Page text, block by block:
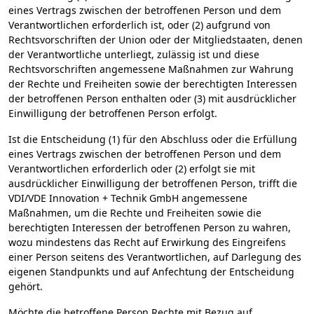
eines Vertrags zwischen der betroffenen Person und dem
Verantwortlichen erforderlich ist, oder (2) aufgrund von
Rechtsvorschriften der Union oder der Mitgliedstaaten, denen
der Verantwortliche unterliegt, zulässig ist und diese
Rechtsvorschriften angemessene Maßnahmen zur Wahrung
der Rechte und Freiheiten sowie der berechtigten Interessen
der betroffenen Person enthalten oder (3) mit ausdrücklicher
Einwilligung der betroffenen Person erfolgt.
Ist die Entscheidung (1) für den Abschluss oder die Erfüllung
eines Vertrags zwischen der betroffenen Person und dem
Verantwortlichen erforderlich oder (2) erfolgt sie mit
ausdrücklicher Einwilligung der betroffenen Person, trifft die
VDI/VDE Innovation + Technik GmbH angemessene
Maßnahmen, um die Rechte und Freiheiten sowie die
berechtigten Interessen der betroffenen Person zu wahren,
wozu mindestens das Recht auf Erwirkung des Eingreifens
einer Person seitens des Verantwortlichen, auf Darlegung des
eigenen Standpunkts und auf Anfechtung der Entscheidung
gehört.